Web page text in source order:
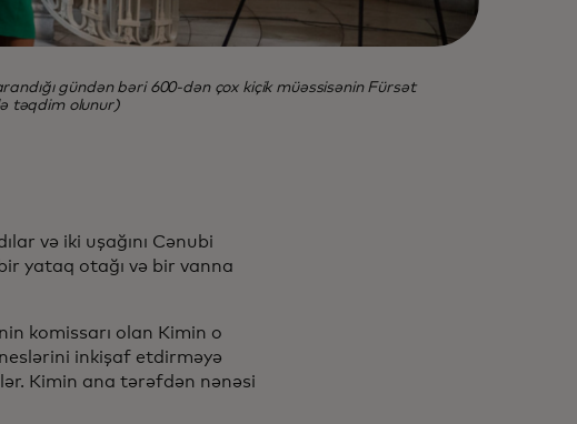
gündən bəri 600-dən çox kiçik müəssisənin Fürsət
təqdim olunur)
və iki uşağını Cənubi
yataq otağı və bir vanna
komissarı olan Kimin o
inkişaf etdirməyə
Kimin ana tərəfdən nənəsi